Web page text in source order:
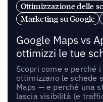
Ottimizzazione delle
Marketing su Google
Google Maps vs
ottimizzi le tue
Scopri come e perché
ottimizzano le schede
Maps — e perché una
lascia visibilità (e